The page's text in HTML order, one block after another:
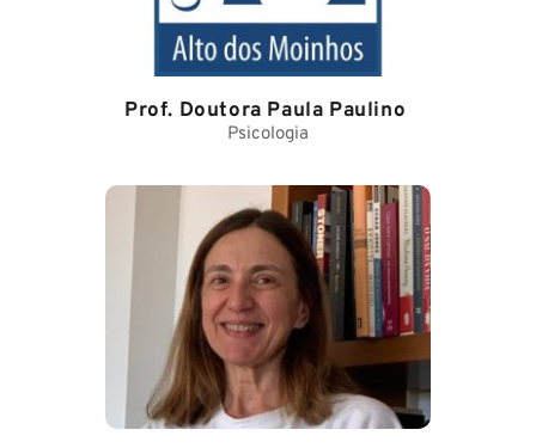
Prof. Doutora Paula Paulino
Psicologia